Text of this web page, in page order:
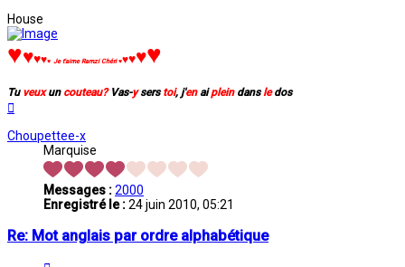
House
♥♥♥♥♥ Je t'aime Ramzi Chéri♥♥♥♥♥
Tuveuxun couteau?Vas-yserstoi, j'enaiplein dansledos
Choupettee-x
Marquise
Messages :2000
Enregistré le :24 juin 2010, 05:21
Re: Mot anglais par ordre alphabétique